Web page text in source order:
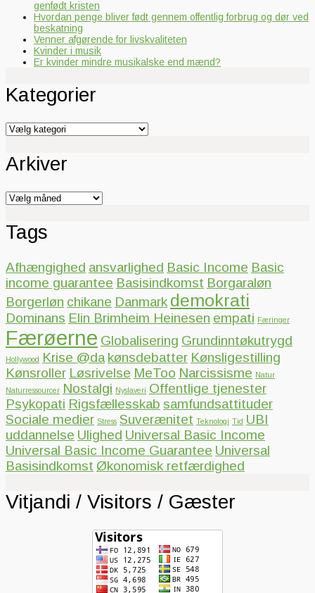
genfødt kristen
Hvordan penge bliver født gennem offentlig forbrug og dør ved
beskatning
Venner afgørende for livskvaliteten
Kvinder i musik
Er kvinder mindre musikalske end mænd?
Kategorier
Kategorier
Arkiver
Arkiver
Tags
Afhængighed ansvarlighed Basic Income Basic
income guarantee Basisindkomst Borgaraløn
Borgerløn chikane Danmark demokrati
Dominans Elin Brimheim Heinesen empati Færinger
Færøerne Globalisering Grundinntøkutrygd
Hollywood Krise @da kønsdebatter Kønsligestilling
Kønsroller Løsrivelse MeToo Narcissisme Natur
Naturressourcer Nostalgi Nyslaveri Offentlige tjenester
Psykopati Rigsfællesskab samfundsattituder
Sociale medier Stress Suverænitet Teknologi Tid UBI
uddannelse Ulighed Universal Basic Income
Universal Basic Income Guarantee Universal
Basisindkomst Økonomisk retfærdighed
Vitjandi / Visitors / Gæster